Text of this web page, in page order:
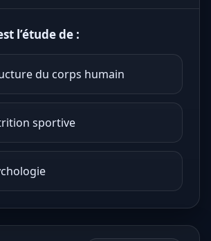
l’étude de :
du corps humain
sportive